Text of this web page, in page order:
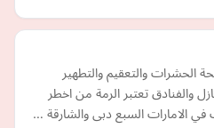
الحشرات والتعقيم والتطهير
والفنادق تعتبر الرمة من اخطر
في الامارات السبع دبى والشارقة …